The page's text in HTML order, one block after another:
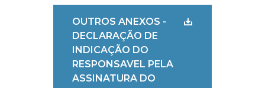
OUTROS ANEXOS -
DECLARAÇÃO DE
INDICAÇÃO DO
RESPONSAVEL PELA
ASSINATURA DO